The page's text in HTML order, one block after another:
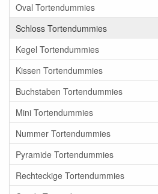
Oval Tortendummies
Schloss Tortendummies
Kegel Tortendummies
Kissen Tortendummies
Buchstaben Tortendummies
Mini Tortendummies
Nummer Tortendummies
Pyramide Tortendummies
Rechteckige Tortendummies